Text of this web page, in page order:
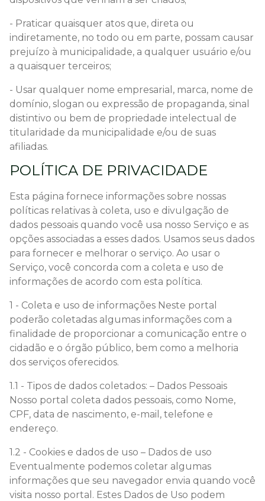
- Praticar quaisquer atos que, direta ou
indiretamente, no todo ou em parte, possam causar
prejuízo à municipalidade, a qualquer usuário e/ou
a quaisquer terceiros;
- Usar qualquer nome empresarial, marca, nome de
domínio, slogan ou expressão de propaganda, sinal
distintivo ou bem de propriedade intelectual de
titularidade da municipalidade e/ou de suas
afiliadas.
POLÍTICA DE PRIVACIDADE
Esta página fornece informações sobre nossas
políticas relativas à coleta, uso e divulgação de
dados pessoais quando você usa nosso Serviço e as
opções associadas a esses dados. Usamos seus dados
para fornecer e melhorar o serviço. Ao usar o
Serviço, você concorda com a coleta e uso de
informações de acordo com esta política.
1 - Coleta e uso de informações Neste portal
poderão coletadas algumas informações com a
finalidade de proporcionar a comunicação entre o
cidadão e o órgão público, bem como a melhoria
dos serviços oferecidos.
1.1 - Tipos de dados coletados: – Dados Pessoais
Nosso portal coleta dados pessoais, como Nome,
CPF, data de nascimento, e-mail, telefone e
endereço.
1.2 - Cookies e dados de uso – Dados de uso
Eventualmente podemos coletar algumas
informações que seu navegador envia quando você
visita nosso portal. Estes Dados de Uso podem